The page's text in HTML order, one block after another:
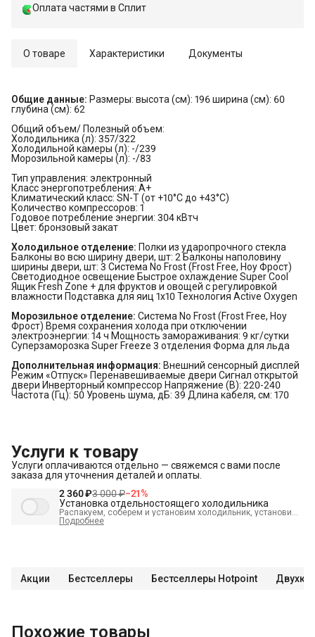
Оплата частями в Сплит
О товаре Характеристики Документы
Общие данные: Размеры: высота (см): 196 ширина (см): 60
глубина (см): 62
Общий объем/ Полезный объем:
Холодильника (л): 357/322
Холодильной камеры (л): -/239
Морозильной камеры (л): -/83
Тип управления: электронный
Класс энергопотребления: A+
Климатический класс: SN-T (от +10°С до +43°С)
Количество компрессоров: 1
Годовое потребление энергии: 304 кВтч
Цвет: бронзовый закат
Холодильное отделение: Полки из ударопрочного стекла
Балконы во всю ширину двери, шт: 2 Балконы наполовину
ширины двери, шт: 3 Система No Frost (Frost Free, Ноу Фрост)
Светодиодное освещение Быстрое охлаждение Super Cool
Ящик Fresh Zone + для фруктов и овощей с регулировкой
влажности Подставка для яиц 1x10 Технология Active Oxygen
Морозильное отделение: Система No Frost (Frost Free, Ноу
Фрост) Время сохранения холода при отключении
электроэнергии: 14 ч Мощность замораживания: 9 кг/сутки
Суперзаморозка Super Freeze 3 отделения Форма для льда
Дополнительная информация: Внешний сенсорный дисплей
Режим «Отпуск» Перенавешиваемые двери Сигнал открытой
двери Инверторный компрессор Напряжение (В): 220-240
Частота (Гц): 50 Уровень шума, дБ: 39 Длина кабеля, см: 170
Услуги к товару
Услуги оплачиваются отдельно — свяжемся с вами после
заказа для уточнения деталей и оплаты.
2 360 ₽3 000 ₽−21%
Установка отдельностоящего холодильника
Распакуем, соберем и установим холодильник, установим
полки, выставим по уровню, подключим к электросети и
проверим работоспособность. А так же демонтируем
КАД)Выставление по уровнюПодключение к готовым
холодильника Проверка работоспособности
Подробнее
Акции Бестселлеры Бестселлеры Hotpoint
Похожие товары